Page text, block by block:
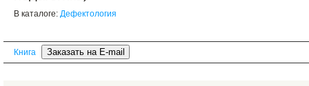
В каталоге: Дефектология
Книга